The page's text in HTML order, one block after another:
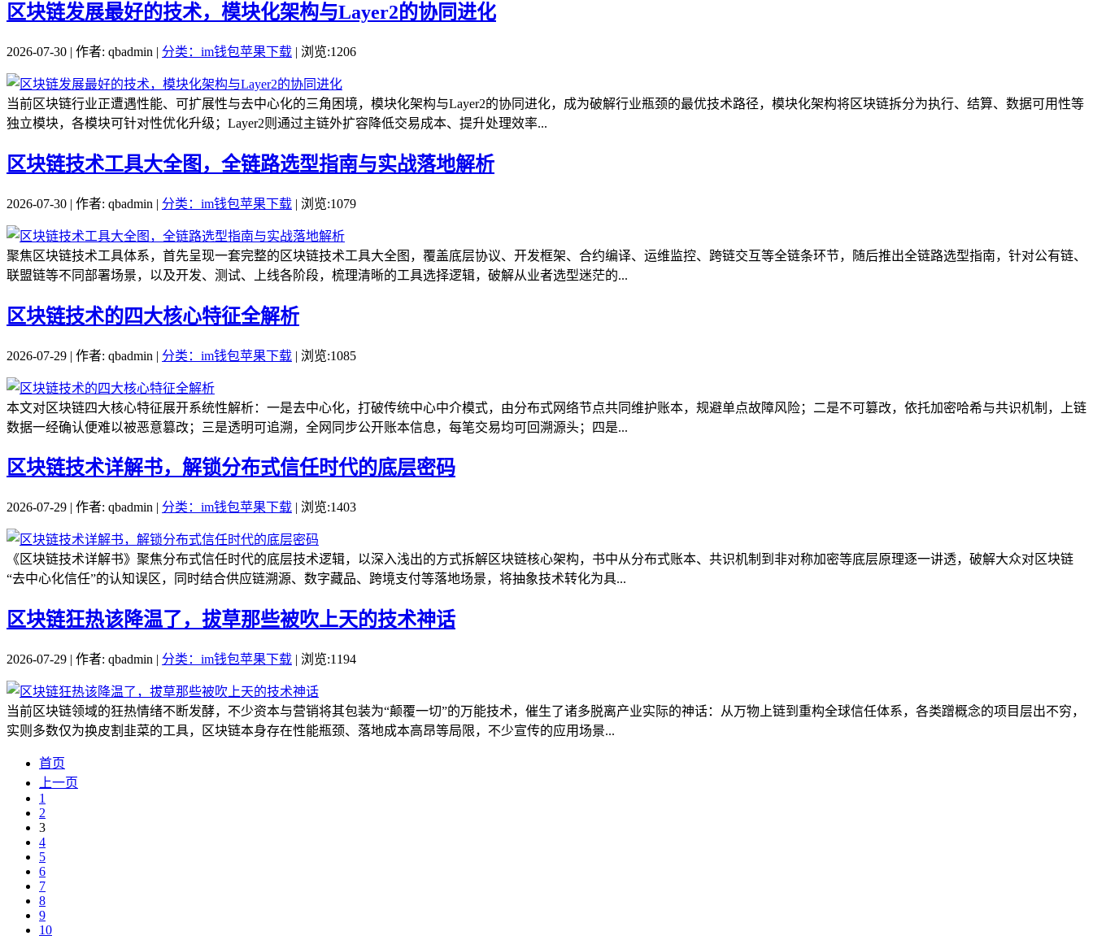
区块链发展最好的技术，模块化架构与Layer2的协同进化
2026-07-30 | 作者: qbadmin | 分类：im钱包苹果下载 | 浏览:1206
当前区块链行业正遭遇性能、可扩展性与去中心化的三角困境，模块化架构与Layer2的协同进化，成为破解行业瓶颈的最优技术路径，模块化架构将区块链拆分为执行、结算、数据可用性等
独立模块，各模块可针对性优化升级；Layer2则通过主链外扩容降低交易成本、提升处理效率...
区块链技术工具大全图，全链路选型指南与实战落地解析
2026-07-30 | 作者: qbadmin | 分类：im钱包苹果下载 | 浏览:1079
聚焦区块链技术工具体系，首先呈现一套完整的区块链技术工具大全图，覆盖底层协议、开发框架、合约编译、运维监控、跨链交互等全链条环节，随后推出全链路选型指南，针对公有链、
联盟链等不同部署场景，以及开发、测试、上线各阶段，梳理清晰的工具选择逻辑，破解从业者选型迷茫的...
区块链技术的四大核心特征全解析
2026-07-29 | 作者: qbadmin | 分类：im钱包苹果下载 | 浏览:1085
本文对区块链四大核心特征展开系统性解析：一是去中心化，打破传统中心中介模式，由分布式网络节点共同维护账本，规避单点故障风险；二是不可篡改，依托加密哈希与共识机制，上链
数据一经确认便难以被恶意篡改；三是透明可追溯，全网同步公开账本信息，每笔交易均可回溯源头；四是...
区块链技术详解书，解锁分布式信任时代的底层密码
2026-07-29 | 作者: qbadmin | 分类：im钱包苹果下载 | 浏览:1403
《区块链技术详解书》聚焦分布式信任时代的底层技术逻辑，以深入浅出的方式拆解区块链核心架构，书中从分布式账本、共识机制到非对称加密等底层原理逐一讲透，破解大众对区块链
“去中心化信任”的认知误区，同时结合供应链溯源、数字藏品、跨境支付等落地场景，将抽象技术转化为具...
区块链狂热该降温了，拔草那些被吹上天的技术神话
2026-07-29 | 作者: qbadmin | 分类：im钱包苹果下载 | 浏览:1194
当前区块链领域的狂热情绪不断发酵，不少资本与营销将其包装为“颠覆一切”的万能技术，催生了诸多脱离产业实际的神话：从万物上链到重构全球信任体系，各类蹭概念的项目层出不穷，
实则多数仅为换皮割韭菜的工具，区块链本身存在性能瓶颈、落地成本高昂等局限，不少宣传的应用场景...
首页
上一页
1
2
3
4
5
6
7
8
9
10